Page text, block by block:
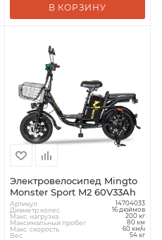
В КОРЗИНУ
Электровелосипед Mingto
Monster Sport M2 60V33Ah
Артикул 14704033
Диаметр колес 16 дюймов
Макс. нагрузка 200 кг
Максимальный пробег 80 км
Макс. скорость 60 км/ч
Вес 54 кг